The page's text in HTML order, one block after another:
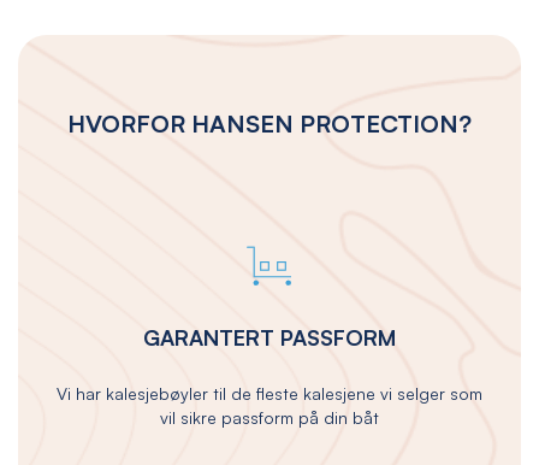
HVORFOR HANSEN PROTECTION?
GARANTERT PASSFORM
Vi har kalesjebøyler til de fleste kalesjene vi selger som
vil sikre passform på din båt